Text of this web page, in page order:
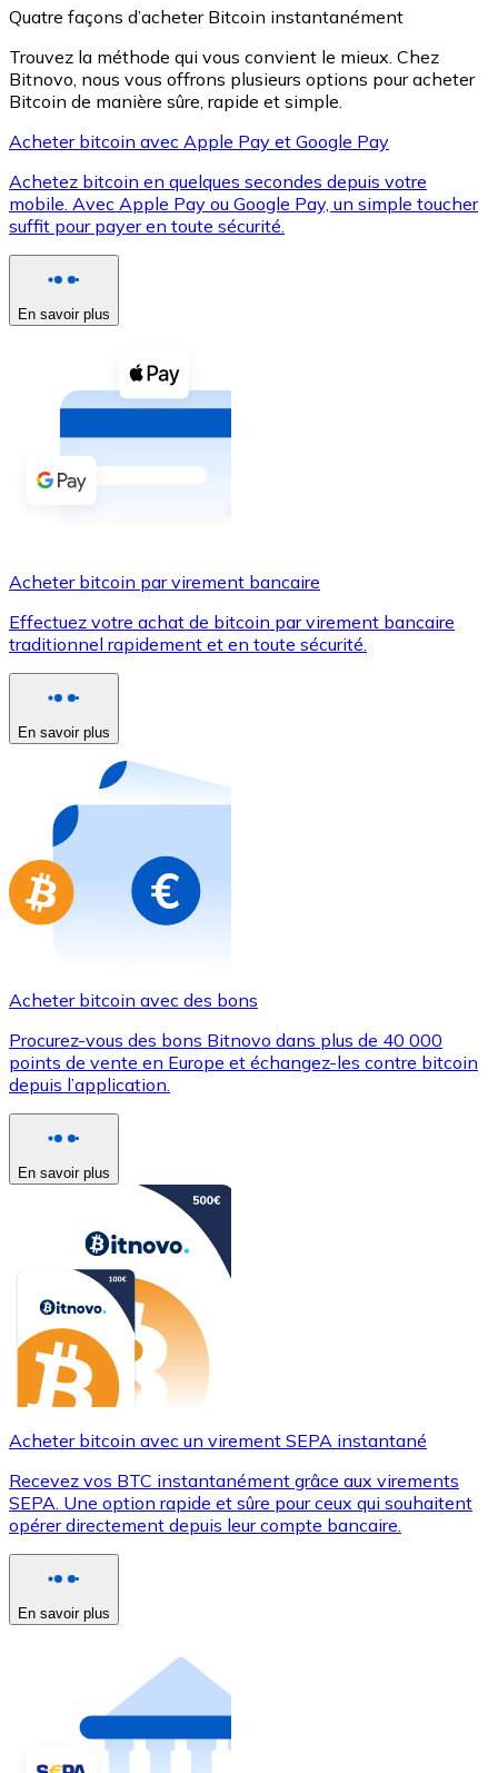
XRP
XRP
Voir toutes
Coupons crypto
Achetez des cryptomonnaies en espèces et d'autres
Acheter avec espèces
Virement SEPA
Utilisez les cartes Visa et Mastercard pour acheter
Acheter avec carte
Nouveau
Achetez des cartes-cadeaux de vos marques
Aller à la boutique de cartes-cadeaux
Quatre façons d’acheter Bitcoin instantanément
Trouvez la méthode qui vous convient le mieux. Chez
Bitnovo, nous vous offrons plusieurs options pour acheter
Bitcoin de manière sûre, rapide et simple.
Acheter bitcoin avec Apple Pay et Google Pay
Achetez bitcoin en quelques secondes depuis votre
mobile. Avec Apple Pay ou Google Pay, un simple toucher
suffit pour payer en toute sécurité.
En savoir plus
Acheter bitcoin par virement bancaire
Effectuez votre achat de bitcoin par virement bancaire
traditionnel rapidement et en toute sécurité.
En savoir plus
Acheter bitcoin avec des bons
Procurez-vous des bons Bitnovo dans plus de 40 000
points de vente en Europe et échangez-les contre bitcoin
depuis l’application.
En savoir plus
Acheter bitcoin avec un virement SEPA instantané
Recevez vos BTC instantanément grâce aux virements
SEPA. Une option rapide et sûre pour ceux qui souhaitent
opérer directement depuis leur compte bancaire.
En savoir plus